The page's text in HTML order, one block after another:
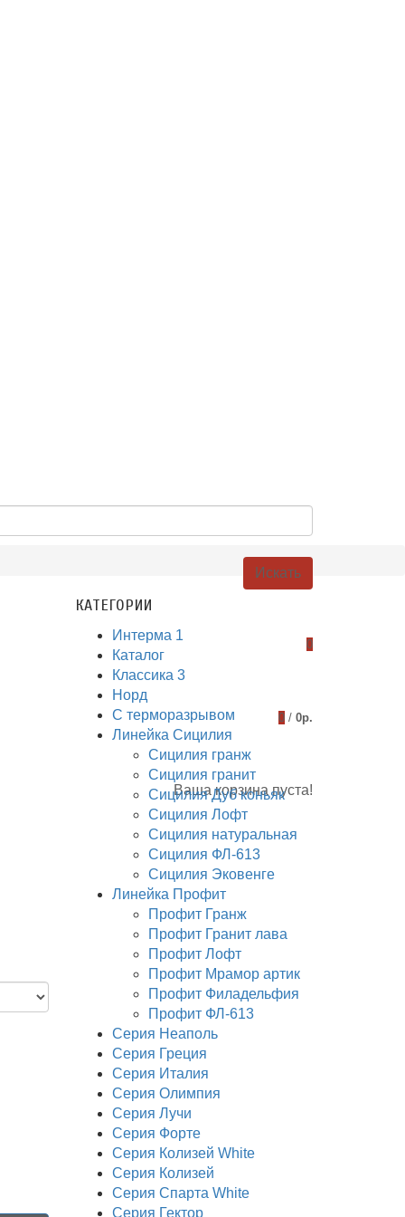
Искать
0
0 / 0р.
Ваша корзина пуста!
КАТЕГОРИИ
Интерма 1
Каталог
Классика 3
Норд
С терморазрывом
Линейка Сицилия
Сицилия гранж
Сицилия гранит
Сицилия Дуб коньяк
Сицилия Лофт
Сицилия натуральная
Сицилия ФЛ-613
Сицилия Эковенге
Линейка Профит
Профит Гранж
Профит Гранит лава
Профит Лофт
Профит Мрамор артик
Профит Филадельфия
Профит ФЛ-613
Серия Неаполь
Серия Греция
Серия Италия
Серия Олимпия
Серия Лучи
Серия Форте
Серия Колизей White
Серия Колизей
Серия Спарта White
Серия Гектор